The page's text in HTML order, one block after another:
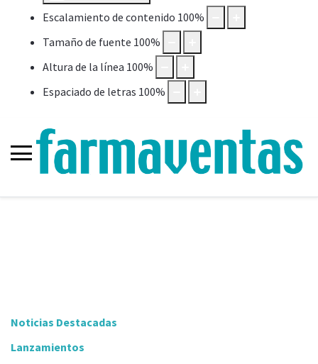
Escalamiento de contenido 100%
Tamaño de fuente 100%
Altura de la línea 100%
Espaciado de letras 100%
Noticias Destacadas
Lanzamientos